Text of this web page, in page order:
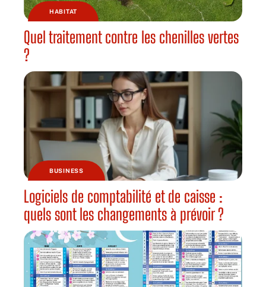
HABITAT
Quel traitement contre les chenilles vertes
?
BUSINESS
Logiciels de comptabilité et de caisse :
quels sont les changements à prévoir ?